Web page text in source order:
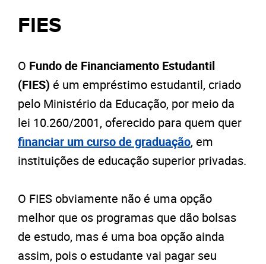
FIES
O Fundo de Financiamento Estudantil
(FIES) é um empréstimo estudantil, criado
pelo Ministério da Educação, por meio da
lei 10.260/2001, oferecido para quem quer
financiar um curso de graduação, em
instituições de educação superior privadas.
O FIES obviamente não é uma opção
melhor que os programas que dão bolsas
de estudo, mas é uma boa opção ainda
assim, pois o estudante vai pagar seu